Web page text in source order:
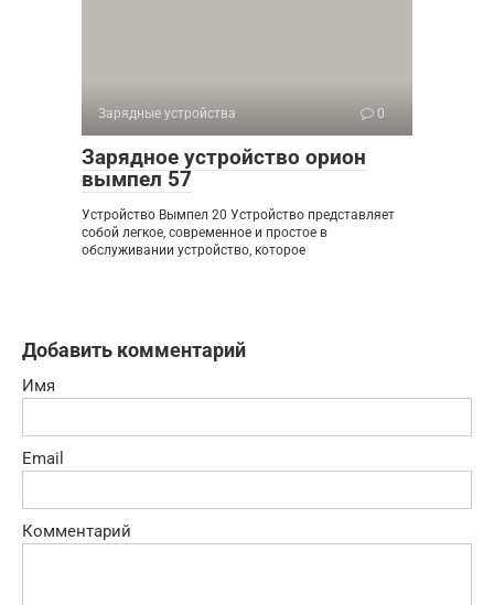
Зарядные устройства 0
Зарядное устройство орион
вымпел 57
Устройство Вымпел 20 Устройство представляет
собой легкое, современное и простое в
обслуживании устройство, которое
Добавить комментарий
Имя
Email
Комментарий